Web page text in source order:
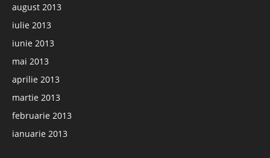
august 2013
iulie 2013
iunie 2013
mai 2013
aprilie 2013
martie 2013
februarie 2013
ianuarie 2013